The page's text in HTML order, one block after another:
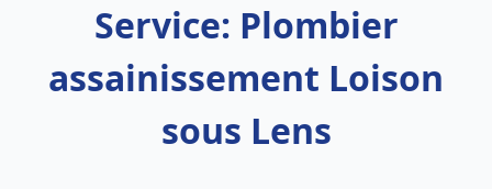
Service: Plombier
assainissement Loison
sous Lens